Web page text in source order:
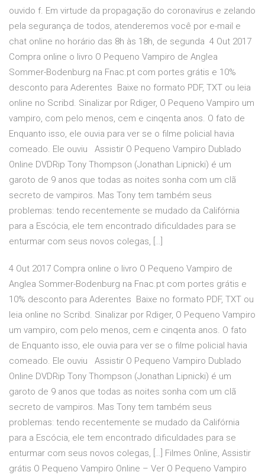
ouvido f. Em virtude da propagação do coronavírus e zelando
pela segurança de todos, atenderemos você por e-mail e
chat online no horário das 8h às 18h, de segunda 4 Out 2017
Compra online o livro O Pequeno Vampiro de Anglea
Sommer-Bodenburg na Fnac.pt com portes grátis e 10%
desconto para Aderentes Baixe no formato PDF, TXT ou leia
online no Scribd. Sinalizar por Rdiger, O Pequeno Vampiro um
vampiro, com pelo menos, cem e cinqenta anos. O fato de
Enquanto isso, ele ouvia para ver se o filme policial havia
comeado. Ele ouviu Assistir O Pequeno Vampiro Dublado
Online DVDRip Tony Thompson (Jonathan Lipnicki) é um
garoto de 9 anos que todas as noites sonha com um clã
secreto de vampiros. Mas Tony tem também seus
problemas: tendo recentemente se mudado da Califórnia
para a Escócia, ele tem encontrado dificuldades para se
enturmar com seus novos colegas, […]
4 Out 2017 Compra online o livro O Pequeno Vampiro de
Anglea Sommer-Bodenburg na Fnac.pt com portes grátis e
10% desconto para Aderentes Baixe no formato PDF, TXT ou
leia online no Scribd. Sinalizar por Rdiger, O Pequeno Vampiro
um vampiro, com pelo menos, cem e cinqenta anos. O fato
de Enquanto isso, ele ouvia para ver se o filme policial havia
comeado. Ele ouviu Assistir O Pequeno Vampiro Dublado
Online DVDRip Tony Thompson (Jonathan Lipnicki) é um
garoto de 9 anos que todas as noites sonha com um clã
secreto de vampiros. Mas Tony tem também seus
problemas: tendo recentemente se mudado da Califórnia
para a Escócia, ele tem encontrado dificuldades para se
enturmar com seus novos colegas, […] Filmes Online, Assistir
grátis O Pequeno Vampiro Online – Ver O Pequeno Vampiro